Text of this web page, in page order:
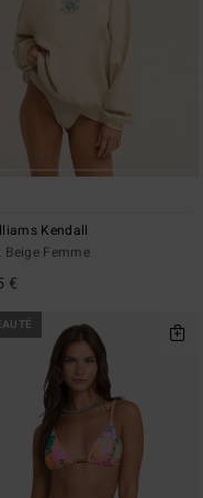
Kendall
Beige Femme
€